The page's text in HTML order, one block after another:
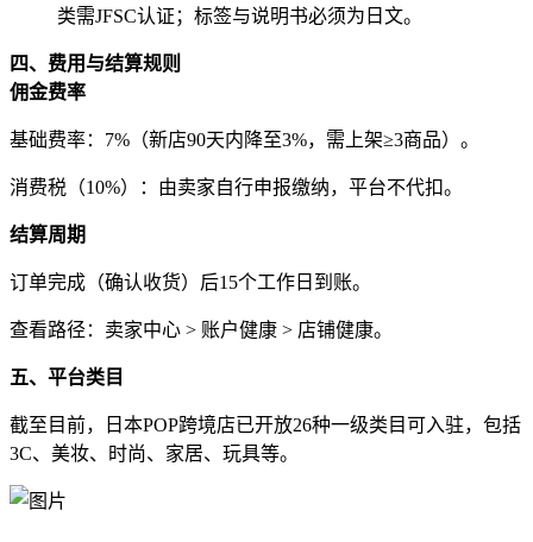
类需JFSC认证；标签与说明书必须为日文。
四、费用与结算规则
佣金费率
基础费率：7%（新店90天内降至3%，需上架≥3商品）。
消费税（10%）：由卖家自行申报缴纳，平台不代扣。
结算周期
订单完成（确认收货）后15个工作日到账。
查看路径：卖家中心 > 账户健康 > 店铺健康。
五、平台类目
截至目前，日本POP跨境店已开放26种一级类目可入驻，包括
3C、美妆、时尚、家居、玩具等。